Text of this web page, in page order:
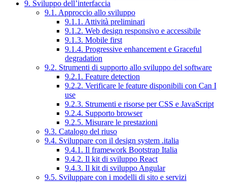
9. Sviluppo dell’interfaccia
9.1. Approccio allo sviluppo
9.1.1. Attività preliminari
9.1.2. Web design responsivo e accessibile
9.1.3. Mobile first
9.1.4. Progressive enhancement e Graceful
degradation
9.2. Strumenti di supporto allo sviluppo del software
9.2.1. Feature detection
9.2.2. Verificare le feature disponibili con Can I
use
9.2.3. Strumenti e risorse per CSS e JavaScript
9.2.4. Supporto browser
9.2.5. Misurare le prestazioni
9.3. Catalogo del riuso
9.4. Sviluppare con il design system .italia
9.4.1. Il framework Bootstrap Italia
9.4.2. Il kit di sviluppo React
9.4.3. Il kit di sviluppo Angular
9.5. Sviluppare con i modelli di sito e servizi